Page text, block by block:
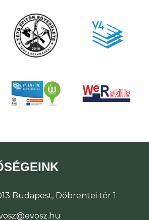
Budapest, Döbrentei tér 1.